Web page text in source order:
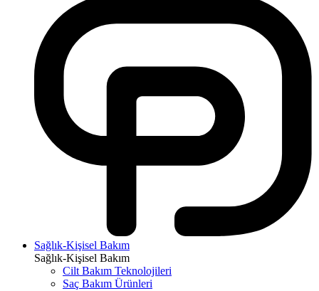
Sağlık-Kişisel Bakım
Sağlık-Kişisel Bakım
Cilt Bakım Teknolojileri
Saç Bakım Ürünleri